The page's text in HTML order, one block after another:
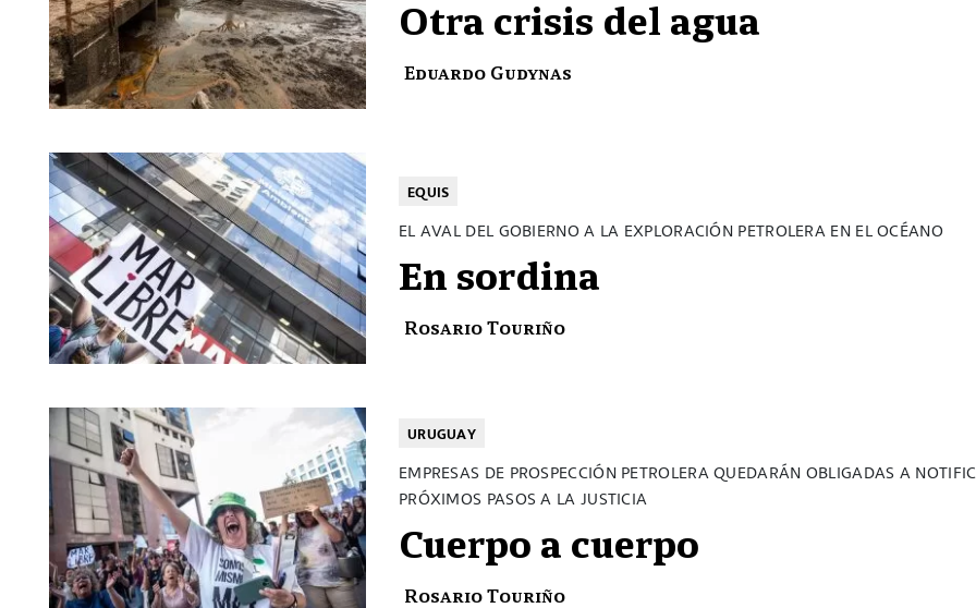
Otra crisis del agua
Eduardo Gudynas
EQUIS
EL AVAL DEL GOBIERNO A LA EXPLORACIÓN PETROLERA EN EL OCÉANO
En sordina
Rosario Touriño
URUGUAY
EMPRESAS DE PROSPECCIÓN PETROLERA QUEDARÁN OBLIGADAS A
PRÓXIMOS PASOS A LA JUSTICIA
Cuerpo a cuerpo
Rosario Touriño